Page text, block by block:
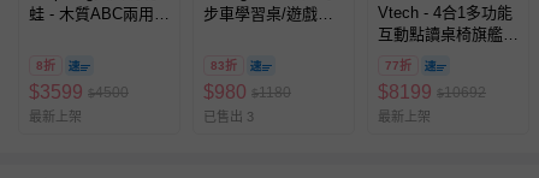
蛙 - 木質ABC兩用學
8折
$3599 $4500
最新上架
步車學習桌/遊戲桌-
83折
$980 $1180
已售出 3
Vtech - 4合1多功能
互動點讀桌椅旗艦
組-(1桌+8套學習卡)
77折
$8199 $10692
最新上架